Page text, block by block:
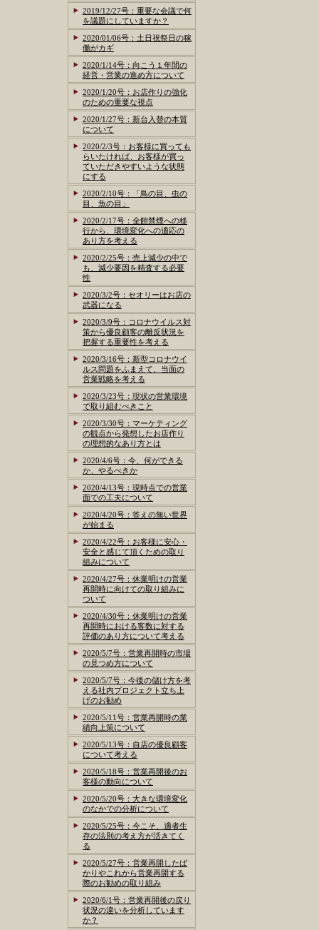
2019/12/27号：重要な会議で何
を議題にしていますか？
2020/01/06号：土日祝祭日の稼
働がカギ
2020/1/14号：向こう１年間の
経営・営業の進め方について
2020/1/20号：お店作りの強化
のための重要な視点
2020/1/27号：新台入替の本質
について
2020/2/3号：お客様に買っても
らいたければ、お客様が買っ
ていただきやすいような状態
にする
2020/2/10号：「鳥の目、虫の
目、魚の目」
2020/2/17号：全館禁煙への移
行から、環境変化への適応の
あり方を考える
2020/2/25号：売上減少の中で
も、減少要因を精査する必要
性
2020/3/2号：セオリーはお店の
武器になる
2020/3/9号：コロナウイルス対
策から優良顧客の離反状況を
把握する重要性を考える
2020/3/16号：新型コロナウイ
ルス問題をふまえて、当面の
営業戦略を考える
2020/3/23号：現状の営業環境
で取り組むべきこと
2020/3/30号：マーケティング
の観点から発想したお店作り
の理想的なあり方とは
2020/4/6号：今、何ができる
か、やるべきか
2020/4/13号：現時点での営業
面での工夫について
2020/4/20号：答えの無い世界
が始まる
2020/4/22号：お客様に安心・
安全と感じて頂くための取り
組みについて
2020/4/27号：休業明けの営業
再開時に向けての取り組みに
ついて
2020/4/30号：休業明けの営業
再開時における客数に対する
評価のあり方について考える
2020/5/7号：営業再開時の市場
の見つめ方について
2020/5/7号：今後の儲け方を考
える社内プロジェクト立ち上
げのお勧め
2020/5/11号：営業再開時の業
績向上策について
2020/5/13号：自店の優良顧客
について考える
2020/5/18号：営業再開後のお
客様の動向について
2020/5/20号：大きな環境変化
のなかでの分析について
2020/5/25号：今こそ、適者生
存の法則の考え方が活きてく
る
2020/5/27号：営業再開したば
かりやこれから営業再開する
際のお勧めの取り組み
2020/6/1号：営業再開後の戻り
状況の違いを分析しています
か？